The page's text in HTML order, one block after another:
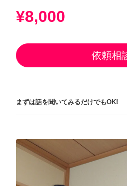
¥8,000
依頼相
まずは話を聞いてみるだけでもOK!